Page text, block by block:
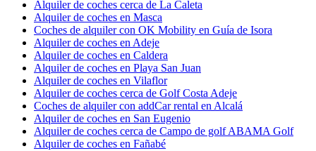
Alquiler de coches cerca de La Caleta
Alquiler de coches en Masca
Coches de alquiler con OK Mobility en Guía de Isora
Alquiler de coches en Adeje
Alquiler de coches en Caldera
Alquiler de coches en Playa San Juan
Alquiler de coches en Vilaflor
Alquiler de coches cerca de Golf Costa Adeje
Coches de alquiler con addCar rental en Alcalá
Alquiler de coches en San Eugenio
Alquiler de coches cerca de Campo de golf ABAMA Golf
Alquiler de coches en Fañabé